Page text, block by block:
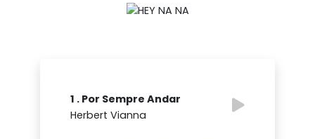
1 . Por Sempre Andar
Herbert Vianna